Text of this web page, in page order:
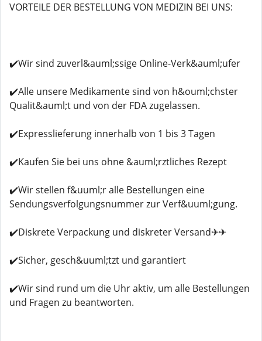
VORTEILE DER BESTELLUNG VON MEDIZIN BEI UNS:
✔️Wir sind zuverl&auml;ssige Online-Verk&auml;ufer
✔️Alle unsere Medikamente sind von h&ouml;chster
Qualit&auml;t und von der FDA zugelassen.
✔️Expresslieferung innerhalb von 1 bis 3 Tagen
✔️Kaufen Sie bei uns ohne &auml;rztliches Rezept
✔️Wir stellen f&uuml;r alle Bestellungen eine
Sendungsverfolgungsnummer zur Verf&uuml;gung.
✔️Diskrete Verpackung und diskreter Versand✈✈
✔️Sicher, gesch&uuml;tzt und garantiert
✔️Wir sind rund um die Uhr aktiv, um alle Bestellungen
und Fragen zu beantworten.